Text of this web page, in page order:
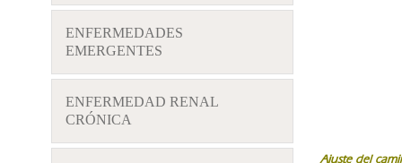
ENFERMEDADES
EMERGENTES
ENFERMEDAD RENAL
CRÓNICA
Ajuste del